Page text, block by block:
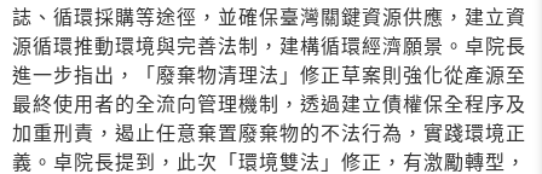
誌、循環採購等途徑，並確保臺灣關鍵資源供應，建立資
源循環推動環境與完善法制，建構循環經濟願景。卓院長
進一步指出，「廢棄物清理法」修正草案則強化從產源至
最終使用者的全流向管理機制，透過建立債權保全程序及
加重刑責，遏止任意棄置廢棄物的不法行為，實踐環境正
義。卓院長提到，此次「環境雙法」修正，有激勵轉型，